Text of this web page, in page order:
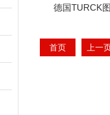
德国TURCK
首页 上一